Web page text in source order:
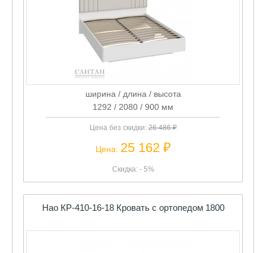
ширина / длина / высота
1292 / 2080 / 900 мм
Цена без скидки:26 486 ₽
Цена: 25 162 ₽
Скидка: - 5%
Нао КР-410-16-18 Кровать с ортопедом 1800